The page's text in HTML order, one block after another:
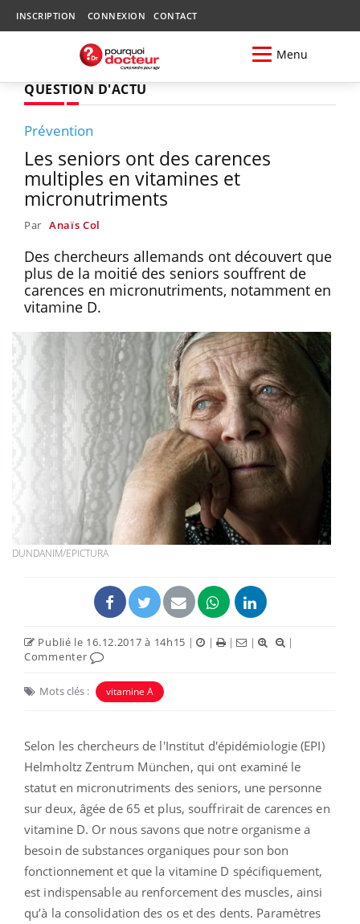
INSCRIPTION CONNEXION CONTACT
Menu
QUESTION D'ACTU
Prévention
Les seniors ont des carences
multiples en vitamines et
micronutriments
Par Anaïs Col
Des chercheurs allemands ont découvert que
plus de la moitié des seniors souffrent de
carences en micronutriments, notamment en
vitamine D.
DUNDANIM/EPICTURA
Publié le 16.12.2017 à 14h15 | | | |
|
Commenter
Mots clés : vitamine A
Selon les chercheurs de l'Institut d'épidémiologie (EPI)
Helmholtz Zentrum München, qui ont examiné le
statut en micronutriments des seniors, une personne
sur deux, âgée de 65 et plus, souffrirait de carences en
vitamine D. Or nous savons que notre organisme a
besoin de substances organiques pour son bon
fonctionnement et que la vitamine D spécifiquement,
est indispensable au renforcement des muscles, ainsi
qu’à la consolidation des os et des dents. Paramètres